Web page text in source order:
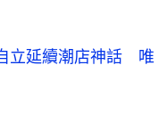
立延續潮店神話 唯